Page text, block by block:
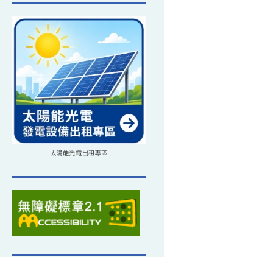
太陽能光電出租專區